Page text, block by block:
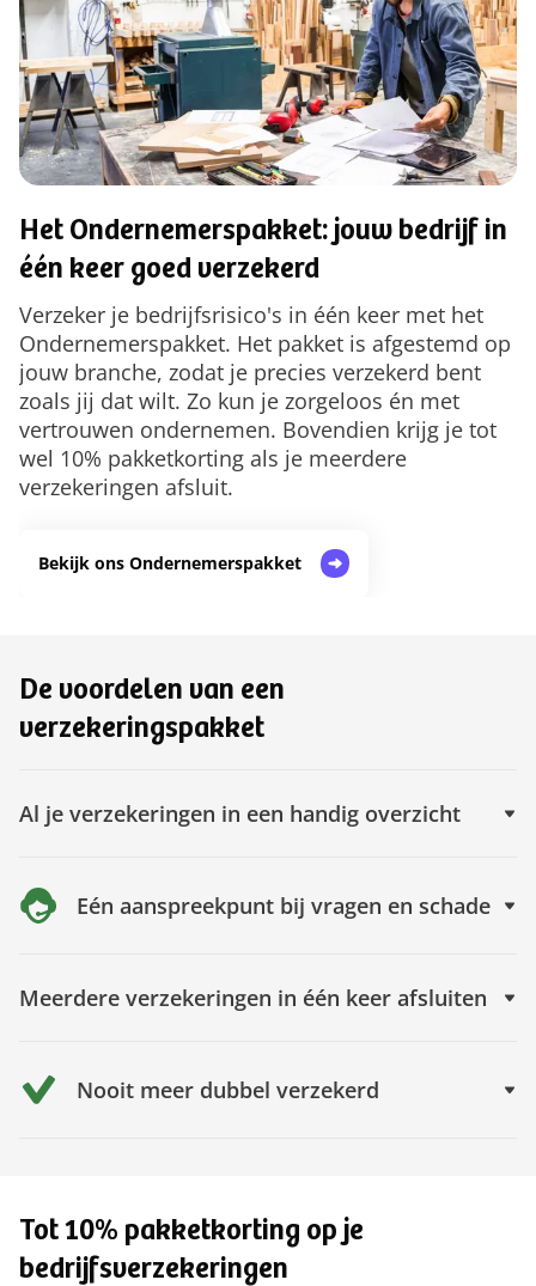
Het Ondernemerspakket: jouw bedrijf in
één keer goed verzekerd
Verzeker je bedrijfsrisico's in één keer met het
Ondernemerspakket. Het pakket is afgestemd op
jouw branche, zodat je precies verzekerd bent
zoals jij dat wilt. Zo kun je zorgeloos én met
vertrouwen ondernemen. Bovendien krijg je tot
wel 10% pakketkorting als je meerdere
verzekeringen afsluit.
Bekijk ons Ondernemerspakket
De voordelen van een
verzekeringspakket
Al je verzekeringen in een handig overzicht
Eén aanspreekpunt bij vragen en schade
Meerdere verzekeringen in één keer afsluiten
Nooit meer dubbel verzekerd
Tot 10% pakketkorting op je
bedrijfsverzekeringen